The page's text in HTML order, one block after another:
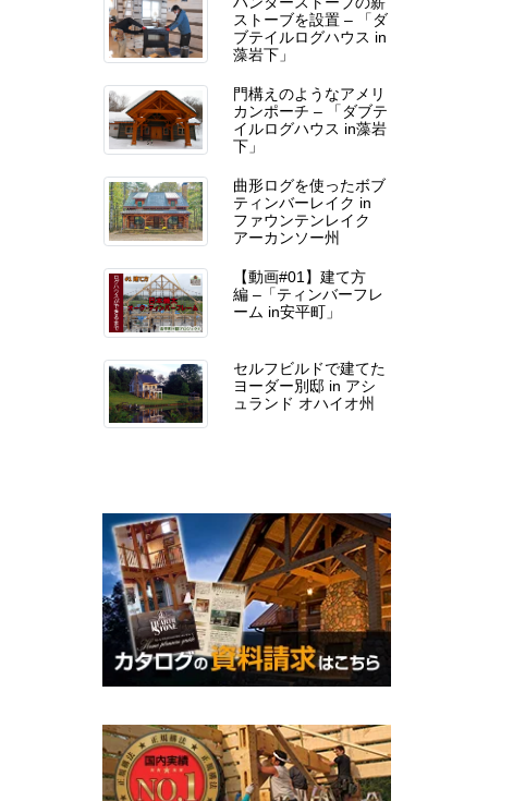
ストーブを設置 – 「ダ
ブテイルログハウス in
藻岩下」
門構えのようなアメリ
カンポーチ – 「ダブテ
イルログハウス in藻岩
下」
曲形ログを使ったボブ
ティンバーレイク in
ファウンテンレイク
アーカンソー州
【動画#01】建て方
編 –「ティンバーフレ
ーム in安平町」
セルフビルドで建てた
ヨーダー別邸 in アシ
ュランド オハイオ州